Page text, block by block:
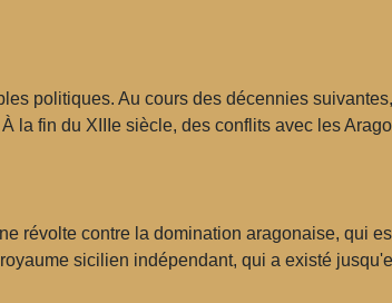
politiques. Au cours des décennies
la fin du XIIIe siècle, des conflits avec les
révolte contre la domination aragonaise, qui
sicilien indépendant, qui a existé